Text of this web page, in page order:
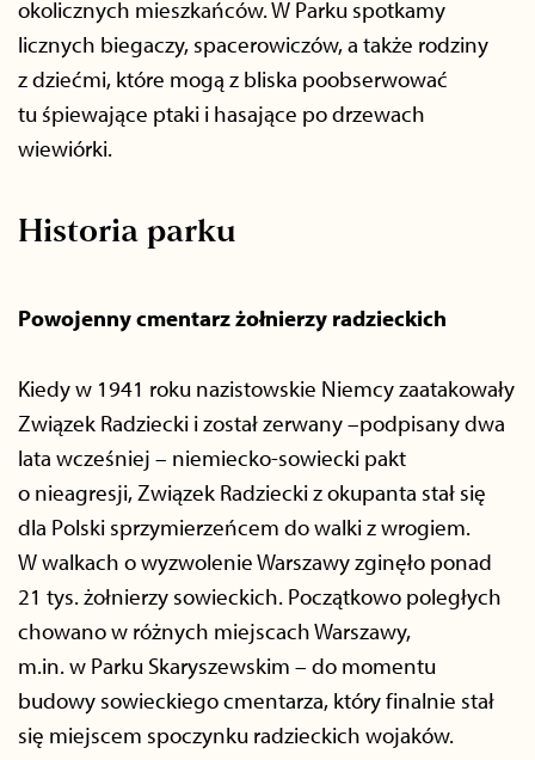
okolicznych mieszkańców. W Parku spotkamy
licznych biegaczy, spacerowiczów, a także rodziny
z dziećmi, które mogą z bliska poobserwować
tu śpiewające ptaki i hasające po drzewach
wiewiórki.
Historia parku
Powojenny cmentarz żołnierzy radzieckich
Kiedy w 1941 roku nazistowskie Niemcy zaatakowały
Związek Radziecki i został zerwany –podpisany dwa
lata wcześniej – niemiecko-sowiecki pakt
o nieagresji, Związek Radziecki z okupanta stał się
dla Polski sprzymierzeńcem do walki z wrogiem.
W walkach o wyzwolenie Warszawy zginęło ponad
21 tys. żołnierzy sowieckich. Początkowo poległych
chowano w różnych miejscach Warszawy,
m.in. w Parku Skaryszewskim – do momentu
budowy sowieckiego cmentarza, który finalnie stał
się miejscem spoczynku radzieckich wojaków.